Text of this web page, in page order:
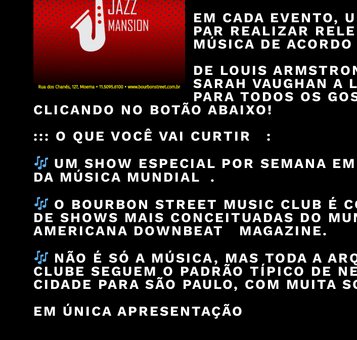
EM CADA EVENTO,
PAR REALIZAR
MÚSICA DE
DE LOUIS
SARAH VAUGHAN A
PARA TODOS OS
CLICANDO NO BOTÃO ABAIXO!
::: O QUE VOCÊ VAI CURTIR :
UM SHOW ESPECIAL POR SEMANA
DA MÚSICA MUNDIAL .
O BOURBON STREET MUSIC CLUB É
DE SHOWS MAIS CONCEITUADAS DO
AMERICANA DOWNBEAT MAGAZINE.
NÃO É SÓ A MÚSICA, MAS TODA A
CLUBE SEGUEM O PADRÃO TÍPICO DE
CIDADE PARA SÃO PAULO, COM MUITA
EM ÚNICA APRESENTAÇÃO